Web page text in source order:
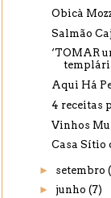
Obicà
Salmão
‘TOMAR
Aqui Há
4 receitas
Vinhos
Casa Sítio
► setembro
► junho (7)